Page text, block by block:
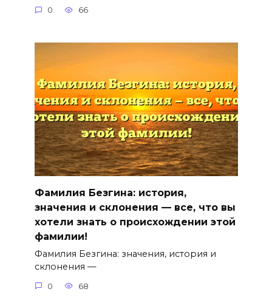
0 66
Фамилия Безгина: история,
значения и склонения — все, что вы
хотели знать о происхождении этой
фамилии!
Фамилия Безгина: значения, история и
склонения —
0 68